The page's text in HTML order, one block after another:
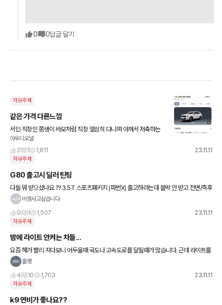
0 0답글 달기
자유주제
같은 가격 다른느낌
서민 직장인 쫌생이 바보처럼 직장 열심히 다니며 아껴서 저축하는
열심히 멍청하게 살아가는 느낌 있어보이는 개인사업 개인투자 스마
트하게 돈을 버는느낌
아우디오널
2
1 1,811 23.11.11
자유주제
G80 출고시 딜러 틴팅
다들 뭐 받으셨나요 ?? 3.5T 스포츠패키지 (파썬X) 출고하려는데 블박 안 받고 전면/측후
비엠사고싶습니다
0
1 1,507 23.11.11
자유주제
밤에 라이트 안켜는 차들...
요즘 해가 빨리 지다보니 어두울때 국도나 고속도로를 달릴때가 많습니다. 근데 라이트를
안킨 스텔스 차량들이 한둘이 아니더라구요. 그런 차들이 제 앞에 오면 쌍라이트를 두번
홀랭
4
10 1,703 23.11.11
자유주제
k9 연비가 좋나요??